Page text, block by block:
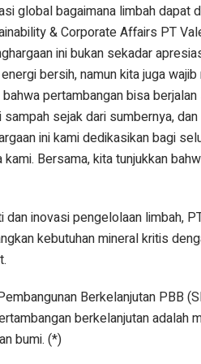
global bagaimana limbah dapat
& Corporate Affairs PT
ini bukan sekadar
bersih, namun kita juga
pertambangan bisa
sejak dari sumbernya,
ini kami dedikasikan bagi
Bersama, kita tunjukkan
inovasi pengelolaan limbah,
kebutuhan mineral kritis
Berkelanjutan PBB
berkelanjutan adalah
bumi. (*)